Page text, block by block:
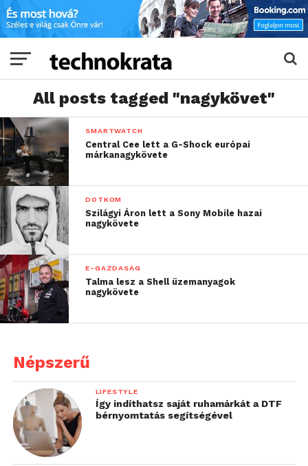
All posts tagged "nagykövet"
SMARTWATCH
Central Cee lett a G-Shock európai
márkanagykövete
DOTKOM
Szilágyi Áron lett a Sony Mobile hazai
nagykövete
E-GAZDASÁG
Talma lesz a Shell üzemanyagok
nagykövete
Népszerű
LIFESTYLE
Így indíthatsz saját ruhamárkát a DTF
bérnyomtatás segítségével